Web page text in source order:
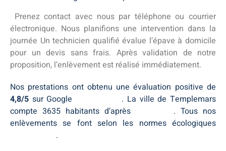
Prenez contact avec nous par téléphone ou courrier
électronique. Nous planifions une intervention dans la
journée Un technicien qualifié évalue l’épave à domicile
pour un devis sans frais. Après validation de notre
proposition, l’enlèvement est réalisé immédiatement.
Nos prestations ont obtenu une évaluation positive de
4,8/5 sur Google
. La ville de Templemars
compte 3635 habitants d’après
. Tous nos
enlèvements se font selon les normes écologiques
.